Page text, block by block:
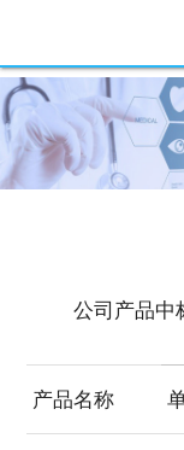
公司产品中
产品名称